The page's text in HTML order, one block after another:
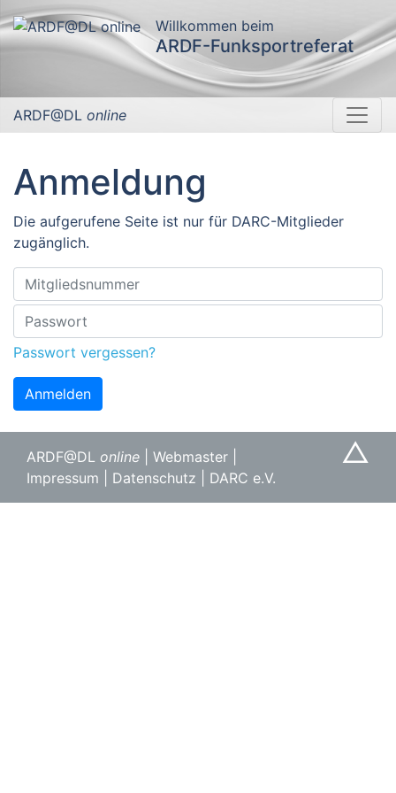
Willkommen beim
ARDF-Funksportreferat
ARDF@DL online
Anmeldung
Die aufgerufene Seite ist nur für DARC-Mitglieder
zugänglich.
Passwort vergessen?
Anmelden
△
ARDF@DL online Webmaster
Impressum
Datenschutz DARC e.V.